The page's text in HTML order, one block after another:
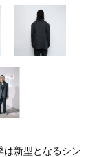
は新型となるシン